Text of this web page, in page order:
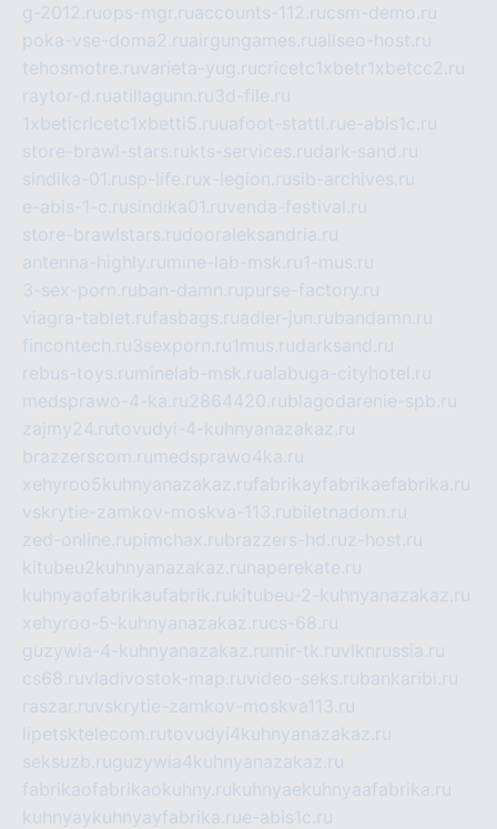
g-2012.ruops-mgr.ruaccounts-112.rucsm-demo.ru
poka-vse-doma2.ruairgungames.ruallseo-host.ru
tehosmotre.ruvarieta-yug.rucricetc1xbetr1xbetcc2.ru
raytor-d.ruatillagunn.ru3d-file.ru
1xbeticricetc1xbetti5.ruuafoot-statti.rue-abis1c.ru
store-brawl-stars.rukts-services.rudark-sand.ru
sindika-01.rusp-life.rux-legion.rusib-archives.ru
e-abis-1-c.rusindika01.ruvenda-festival.ru
store-brawlstars.rudooraleksandria.ru
antenna-highly.ru mine-lab-msk.ru1-mus.ru
3-sex-porn.ruban-damn.rupurse-factory.ru
viagra-tablet.rufasbags.ruadler-jun.rubandamn.ru
fincontech.ru3sexporn.ru1mus.rudarksand.ru
rebus-toys.ru minelab-msk.rualabuga-cityhotel.ru
medsprawo-4-ka.ru2864420.rublagodarenie-spb.ru
zajmy24.rutovudyi-4-kuhnyanazakaz.ru
brazzerscom.ru medsprawo4ka.ru
xehyroo5kuhnyanazakaz.rufabrikayfabrikaefabrika.ru
vskrytie-zamkov-moskva-113.rubiletnadom.ru
zed-online.rupimchax.rubrazzers-hd.ruz-host.ru
kitubeu2kuhnyanazakaz.ru naperekate.ru
kuhnyaofabrikaufabrik.rukitubeu-2-kuhnyanazakaz.ru
xehyroo-5-kuhnyanazakaz.rucs-68.ru
guzywia-4-kuhnyanazakaz.ru mir-tk.ruvlknrussia.ru
cs68.ruvladivostok-map.ruvideo-seks.rubankaribi.ru
raszar.ruvskrytie-zamkov-moskva113.ru
lipetsktelecom.rutovudyi4kuhnyanazakaz.ru
seksuzb.ruguzywia4kuhnyanazakaz.ru
fabrikaofabrikaokuhny.rukuhnyaekuhnyaafabrika.ru
kuhnyaykuhnyayfabrika.rue-abis1c.ru